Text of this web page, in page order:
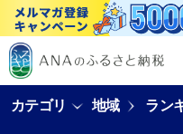
カテゴリ 地域 ラン